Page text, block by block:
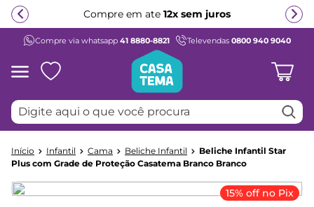
Compre em ate 12x sem juros
Compre via whatsapp 41 8880-8821 Televendas 0800 940 9040
Digite aqui o que você procura
Infantil Cama Beliche Infantil
Beliche Infantil Star
Plus com Grade de Proteção Casatema Branco Branco
15% off no Pix
Termos mais buscados
1º
beliche
º
aria
5º
escrivaninha
6º
treliche